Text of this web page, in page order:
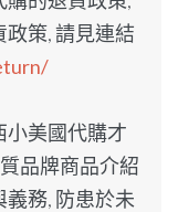
策, 請見連結
小美國代購才
品牌商品介紹
務, 防患於未